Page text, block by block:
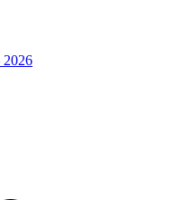
2026